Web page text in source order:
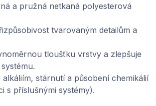
VL-SP polyesterová rohož
26 cm | 23250026
179,68
+
a pružná netkaná polyesterová
tvarovaným detailům a
tloušťku vrstvy a zlepšuje
alkáliím, stárnutí a působení chemikálií
s příslušnými systémy).